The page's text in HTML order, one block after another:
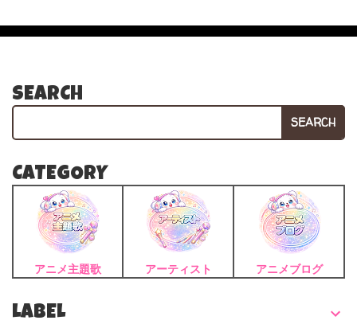
SEARCH
SEARCH
CATEGORY
アニメ主題歌 アーティスト アニメブログ
LABEL